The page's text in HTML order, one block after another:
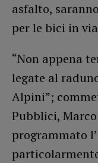
asfalto,
per le bici in
“Non appena
legate al
Alpini”;
Pubblici,
programmato